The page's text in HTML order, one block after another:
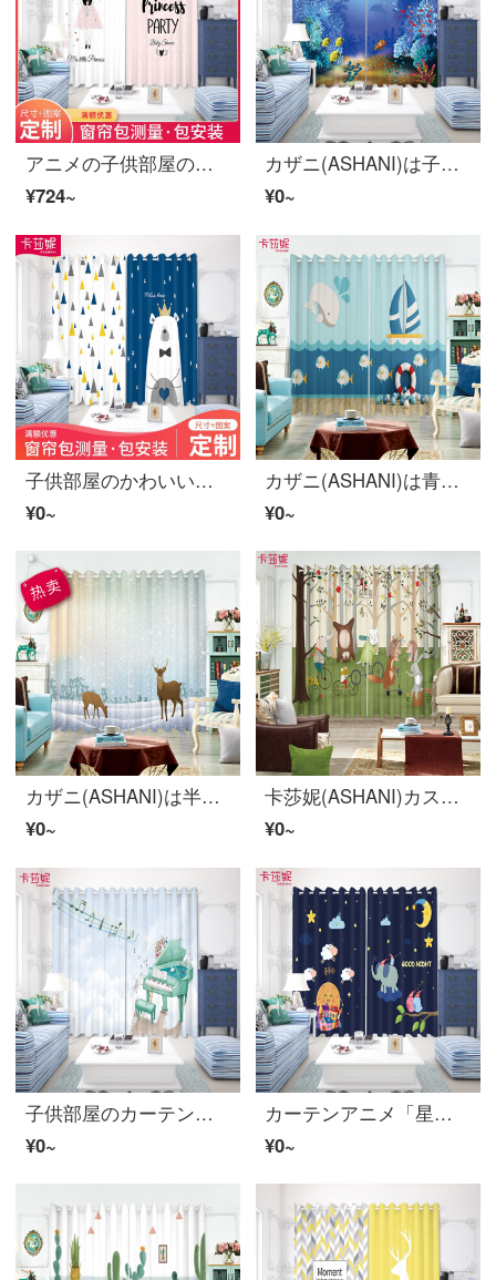
アニメの子供部屋のカーテンをカスタマイズします。男の子の寝室の窓の半全遮光窓のピンクのお姫様の部屋のカーテンが仕切ります。
¥724~
カザニ(ASHANI)は子供部屋のカーテンを注文して作って、北欧の遮光寝室の男の子の窓のカーテンを揺らします。
¥0~
子供部屋のかわいいアニメのカーテンを注文して作ってください。動物の男の子の寝室のins風北欧簡単予約ネットの赤い遮光カーテンのカーテンの仕切りカーテンE 0512 44 cmx 44 cm同じクッションです。
¥0~
カザニ(ASHANI)は青い海洋の子供部屋をカスタマイズしました。クジラの男の子のカーテンは紗簾の寝室で幼稚園児水泳海洋館アニメ帆船の幅5メートルの穴開けカーテン（2.6-2.9メートルの窓に適しています。）
¥0~
カザニ(ASHANI)は半全遮光カーテンの布紗アニメを注文しました。北欧風の寝室のリビングルームには、窓から氷山のムールシカ3メートルのカーテンが1.5-19メートルの窓に似合うようにしています。
¥0~
卡莎妮(ASHANI)カスタム動物柄カーテン紗のカーテン子供部屋男の子と女の子の寝室のリビングルームのベランダの画室の遮光トイレのカーテンが漫画の森動物の幅5メートルのフックカーテン(2.6-2.9メートルの窓に適しています)
¥0~
子供部屋のカーテンの布紗音符ピアノ音楽学校の教室の半分の全遮光琴行の養成訓練班の寝室E 0644布-穴の広い1メートルの価格を注文して作らせます/何メートルを要していくつの件をたたきますか？
¥0~
カーテンアニメ「星と月の子供の部屋」のカーテンをカスタマイズします。男の子は寝室の更衣室の遮光布のカーテンがあります。
¥0~